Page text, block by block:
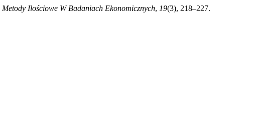
Metody Ilościowe W Badaniach Ekonomicznych, 19(3), 218–227.